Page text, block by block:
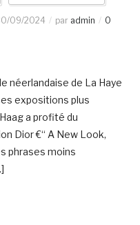
09/2024 par admin
0
néerlandaise de La Haye
expositions plus
a profité du
Dior €“ A New Look,
phrases moins